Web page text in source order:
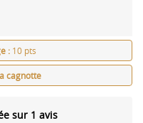
: 10 pts
cagnotte
sur 1 avis